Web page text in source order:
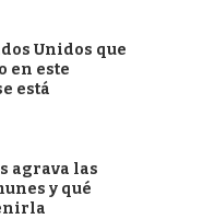
Unidos que
en este
está
agrava las
y qué